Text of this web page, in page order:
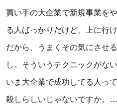
買い手の大企業で新規事業を
る人ばっかりだけど、上に行
だから、うまくその気にさせ
し。そういうテクニックがない
いま大企業で成功してる人っ
殺しらしいじゃないですか。